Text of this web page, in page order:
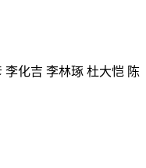
李化吉 李林琢 杜大恺 陈